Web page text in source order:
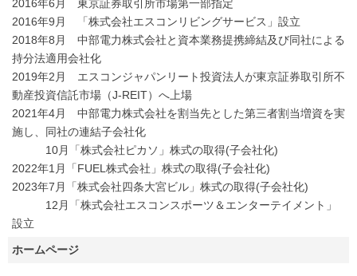
2016年6月 東京証券取引所市場第一部指定
2016年9月 「株式会社エスコンリビングサービス」設立
2018年8月 中部電力株式会社と資本業務提携締結及び同社による
持分法適用会社化
2019年2月 エスコンジャパンリート投資法人が東京証券取引所不
動産投資信託市場（J-REIT）へ上場
2021年4月 中部電力株式会社を割当先とした第三者割当増資を実
施し、同社の連結子会社化
10月「株式会社ピカソ」株式の取得(子会社化)
2022年1月「FUEL株式会社」株式の取得(子会社化)
2023年7月「株式会社四条大宮ビル」株式の取得(子会社化)
12月「株式会社エスコンスポーツ＆エンターテイメント」
設立
ホームページ